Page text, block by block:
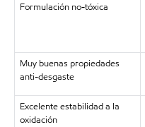
Formulación no-tóxica
Muy buenas propiedades
anti-desgaste
Excelente estabilidad a la
oxidación